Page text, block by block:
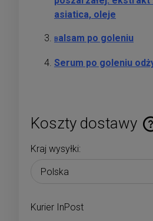
asiatica, oleje
Balsam po goleniu
Serum po goleniu
Koszty dostawy
Cena nie zawiera ewentualnych
Kraj wysyłki:
Kurier InPost